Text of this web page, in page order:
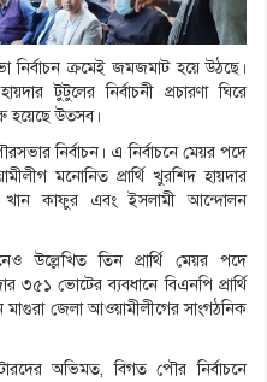
নির্বাচন ক্রমেই জমজমাট হয়ে উঠছে।
টুটুলের নির্বাচনী প্রচারণা ঘিরে
হয়েছে উত্সব।
নির্বাচন। এ নির্বাচনে মেয়র পদে
মনোনিত প্রার্থি খুরশিদ হায়দার
খান কাফুর এবং ইসলামী আন্দোলন
উল্লেখিত তিন প্রার্থি মেয়র পদে
৩৫১ ভোটের ব্যবধানে বিএনপি প্রার্থি
জেলা আওয়ামীলীগের সাংগঠনিক
অভিমত, বিগত পৌর নির্বাচনে